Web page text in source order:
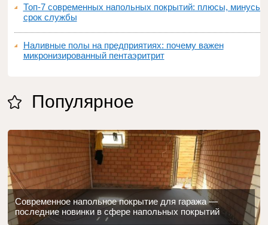
Топ‑7 современных напольных покрытий: плюсы, минусы,
срок службы
Наливные полы на предприятиях: почему важен
микронизированный пентаэритрит
Популярное
Современное напольное покрытие для гаража —
последние новинки в сфере напольных покрытий